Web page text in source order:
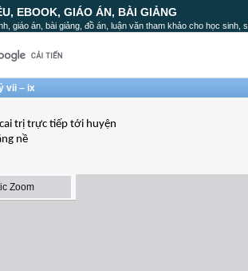
EBOOK, GIÁO ÁN, BÀI GIẢNG
giáo án, bài giảng, đồ án, luận văn tham khảo cho học sinh,
vii – ix
trị trực tiếp tới huyện
nề